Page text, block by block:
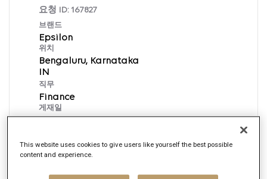
요청 ID: 167827
브랜드
Epsilon
위치
Bengaluru, Karnataka
직무
Finance
게재일
This website uses cookies to give users like yourself the best possible
content and experience.